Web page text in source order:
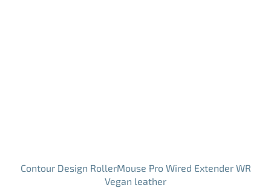
Contour Design RollerMouse Pro Wired Extender WR
Vegan leather